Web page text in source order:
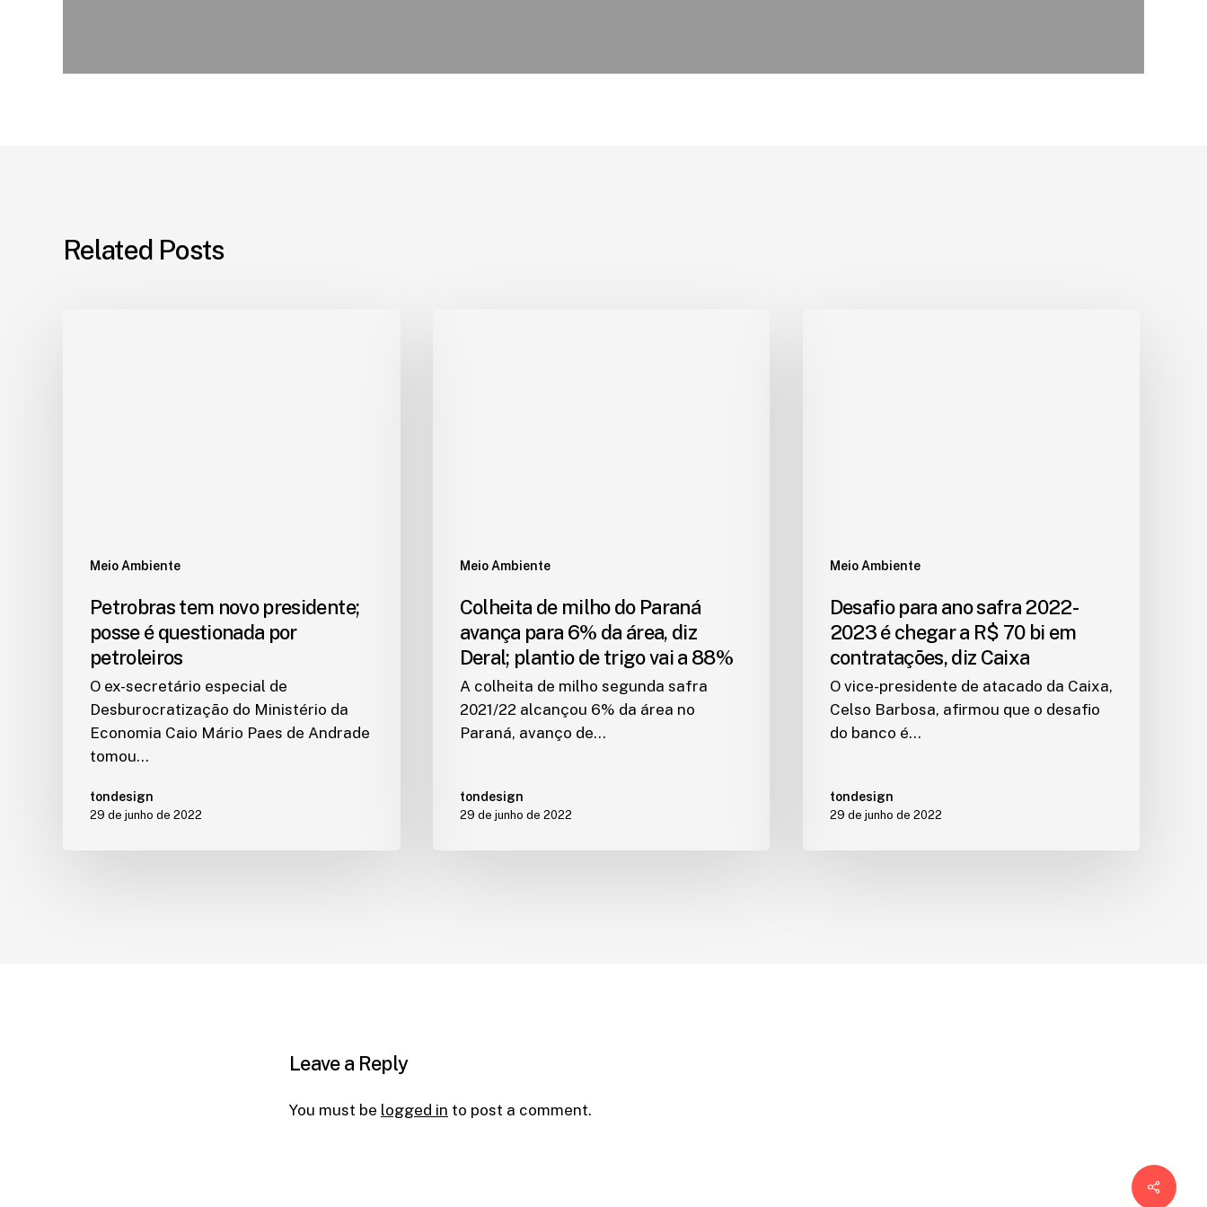
Related Posts
Meio Ambiente
Petrobras tem novo presidente;
posse é questionada por
petroleiros
O ex-secretário especial de
Desburocratização do Ministério da
Economia Caio Mário Paes de Andrade
tomou…
tondesign
29 de junho de 2022
Meio Ambiente
Colheita de milho do Paraná
avança para 6% da área, diz
Deral; plantio de trigo vai a 88%
A colheita de milho segunda safra
2021/22 alcançou 6% da área no
Paraná, avanço de…
tondesign
29 de junho de 2022
Meio Ambiente
Desafio para ano safra 2022-
2023 é chegar a R$ 70 bi em
contratações, diz Caixa
O vice-presidente de atacado da Caixa,
Celso Barbosa, afirmou que o desafio
do banco é…
tondesign
29 de junho de 2022
Leave a Reply
You must be logged in to post a comment.